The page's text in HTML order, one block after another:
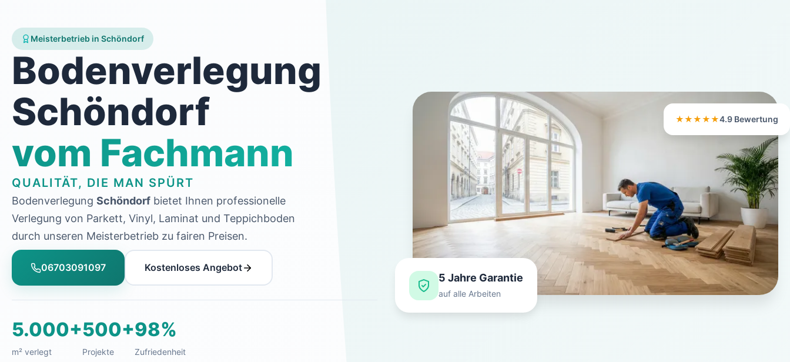
Meisterbetrieb in Schöndorf
Bodenverlegung
Schöndorf
vom Fachmann
QUALITÄT, DIE MAN SPÜRT
Bodenverlegung Schöndorf bietet Ihnen professionelle
Verlegung von Parkett, Vinyl, Laminat und Teppichboden
durch unseren Meisterbetrieb zu fairen Preisen.
06703091097 Kostenloses Angebot
5.000+
m² verlegt
500+
Projekte
98%
Zufriedenheit
5 Jahre Garantie
auf alle Arbeiten
★★★★★4.9 Bewertung